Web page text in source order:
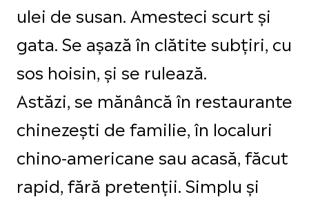
ulei de susan. Amesteci scurt și
gata. Se așază în clătite subțiri, cu
sos hoisin, și se rulează.
Astăzi, se mănâncă în restaurante
chinezești de familie, în localuri
chino-americane sau acasă, făcut
rapid, fără pretenții. Simplu și